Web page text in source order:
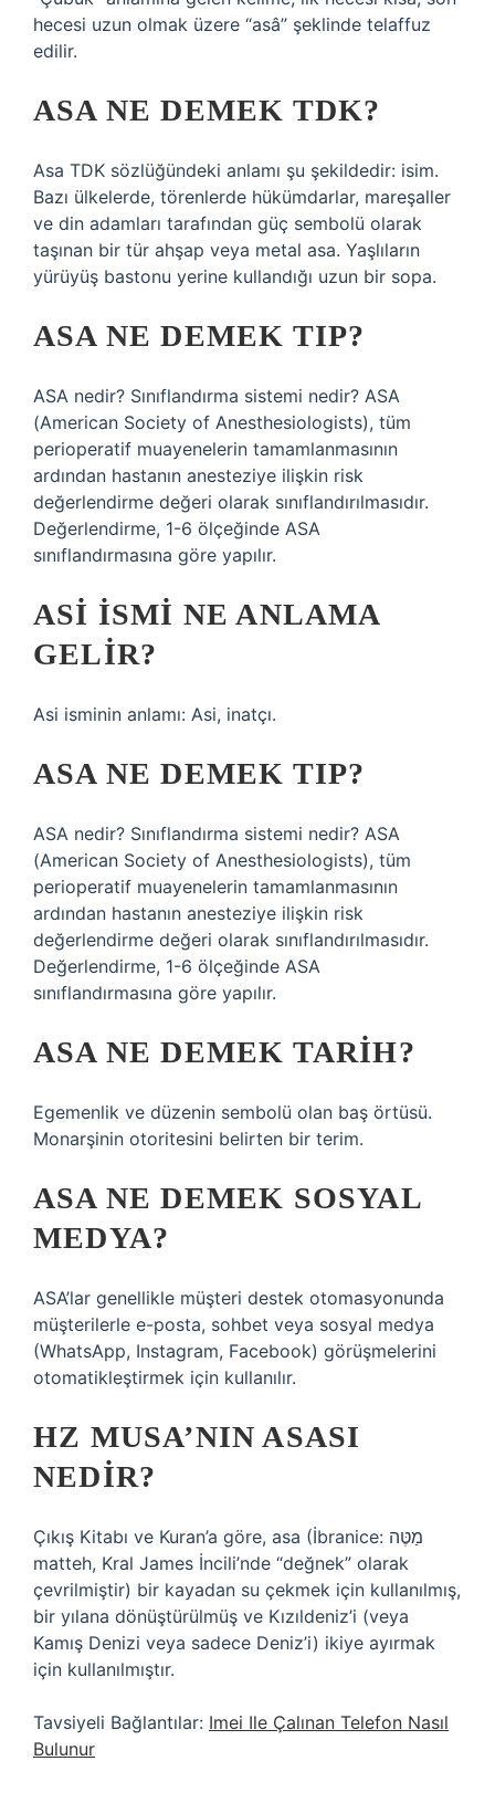
hecesi uzun olmak üzere “asâ” şeklinde telaffuz
edilir.
ASA NE DEMEK TDK?
Asa TDK sözlüğündeki anlamı şu şekildedir: isim.
Bazı ülkelerde, törenlerde hükümdarlar, mareşaller
ve din adamları tarafından güç sembolü olarak
taşınan bir tür ahşap veya metal asa. Yaşlıların
yürüyüş bastonu yerine kullandığı uzun bir sopa.
ASA NE DEMEK TIP?
ASA nedir? Sınıflandırma sistemi nedir? ASA
(American Society of Anesthesiologists), tüm
perioperatif muayenelerin tamamlanmasının
ardından hastanın anesteziye ilişkin risk
değerlendirme değeri olarak sınıflandırılmasıdır.
Değerlendirme, 1-6 ölçeğinde ASA
sınıflandırmasına göre yapılır.
ASI ISMI NE ANLAMA
GELIR?
Asi isminin anlamı: Asi, inatçı.
ASA NE DEMEK TIP?
ASA nedir? Sınıflandırma sistemi nedir? ASA
(American Society of Anesthesiologists), tüm
perioperatif muayenelerin tamamlanmasının
ardından hastanın anesteziye ilişkin risk
değerlendirme değeri olarak sınıflandırılmasıdır.
Değerlendirme, 1-6 ölçeğinde ASA
sınıflandırmasına göre yapılır.
ASA NE DEMEK TARIH?
Egemenlik ve düzenin sembolü olan baş örtüsü.
Monarşinin otoritesini belirten bir terim.
ASA NE DEMEK SOSYAL
MEDYA?
ASA’lar genellikle müşteri destek otomasyonunda
müşterilerle e-posta, sohbet veya sosyal medya
(WhatsApp, Instagram, Facebook) görüşmelerini
otomatikleştirmek için kullanılır.
HZ MUSA’NIN ASASI
NEDIR?
Çıkış Kitabı ve Kuran’a göre, asa (İbranice: מַטֶּה
matteh, Kral James İncili’nde “değnek” olarak
çevrilmiştir) bir kayadan su çekmek için kullanılmış,
bir yılana dönüştürülmüş ve Kızıldeniz’i (veya
Kamış Denizi veya sadece Deniz’i) ikiye ayırmak
için kullanılmıştır.
Tavsiyeli Bağlantılar: Imei Ile Çalınan Telefon Nasıl
Bulunur